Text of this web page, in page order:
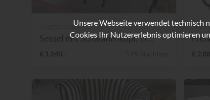
Trüggelmann
Sessel mit Schwanenkopf, Tr...
€ 1.240,- €
Unsere Webseite verwendet technisch
Cookies Ihr Nutzererlebnis optimieren